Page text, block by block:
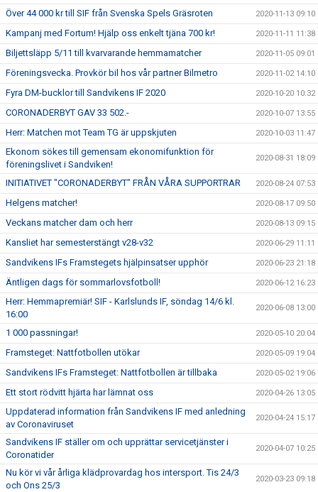
Över 44 000 kr till SIF från Svenska Spels Gräsroten 2020-11-13 09:10
Kampanj med Fortum! Hjälp oss enkelt tjäna 700 kr! 2020-11-11 11:38
Biljettsläpp 5/11 till kvarvarande hemmamatcher 2020-11-05 09:01
Föreningsvecka. Provkör bil hos vår partner Bilmetro 2020-11-02 14:10
Fyra DM-bucklor till Sandvikens IF 2020 2020-10-20 10:32
CORONADERBYT GAV 33 502.- 2020-10-07 13:55
Herr: Matchen mot Team TG är uppskjuten 2020-10-03 11:47
Ekonom sökes till gemensam ekonomifunktion för
föreningslivet i Sandviken!
2020-08-31 18:09
INITIATIVET "CORONADERBYT" FRÅN VÅRA SUPPORTRAR 2020-08-24 07:53
Helgens matcher! 2020-08-17 09:50
Veckans matcher dam och herr 2020-08-13 09:15
Kansliet har semesterstängt v28-v32 2020-06-29 11:11
Sandvikens IFs Framstegets hjälpinsatser upphör 2020-06-23 21:18
Äntligen dags för sommarlovsfotboll! 2020-06-12 16:23
Herr: Hemmapremiär! SIF - Karlslunds IF, söndag 14/6 kl.
16:00
2020-06-08 13:00
1 000 passningar! 2020-05-10 20:04
Framsteget: Nattfotbollen utökar 2020-05-09 19:04
Sandvikens IFs Framsteget: Nattfotbollen är tillbaka 2020-05-02 19:06
Ett stort rödvitt hjärta har lämnat oss 2020-04-26 13:05
Uppdaterad information från Sandvikens IF med anledning
av Coronaviruset
2020-04-24 15:17
Sandvikens IF ställer om och upprättar servicetjänster i
Coronatider
2020-04-07 10:25
Nu kör vi vår årliga klädprovardag hos intersport. Tis 24/3
och Ons 25/3
2020-03-23 09:18